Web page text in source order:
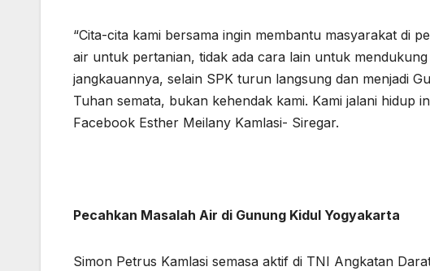
“Cita-cita kami bersama ingin membantu masyarakat di
air untuk pertanian, tidak ada cara lain untuk
jangkauannya, selain SPK turun langsung dan menjadi
Tuhan semata, bukan kehendak kami. Kami jalani hidup
Facebook Esther Meilany Kamlasi- Siregar.
Pecahkan Masalah Air di Gunung Kidul Yogyakarta
Simon Petrus Kamlasi semasa aktif di TNI Angkatan